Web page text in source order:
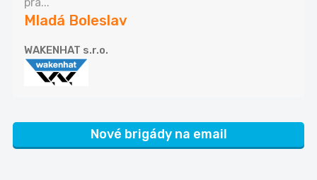
pra...
Mladá Boleslav
WAKENHAT s.r.o.
Nové brigády na email